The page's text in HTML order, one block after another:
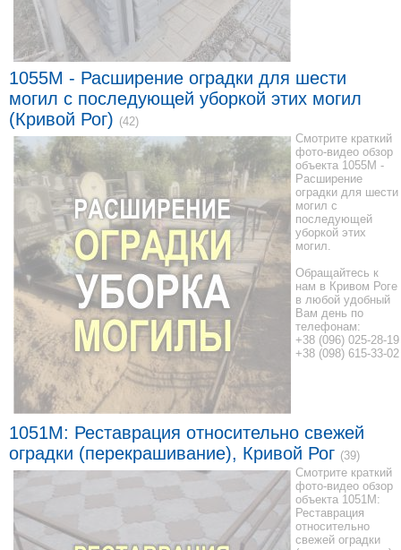
1055M - Расширение оградки для шести
могил с последующей уборкой этих могил
(Кривой Рог) (42)
Смотрите краткий
фото-видео обзор
объекта 1055M -
Расширение
оградки для шести
могил с
последующей
уборкой этих
могил.
Обращайтесь к
нам в Кривом Роге
в любой удобный
Вам день по
телефонам:
+38 (096) 025-28-19
+38 (098) 615-33-02
1051M: Реставрация относительно свежей
оградки (перекрашивание), Кривой Рог (39)
Смотрите краткий
фото-видео обзор
объекта 1051M:
Реставрация
относительно
свежей оградки